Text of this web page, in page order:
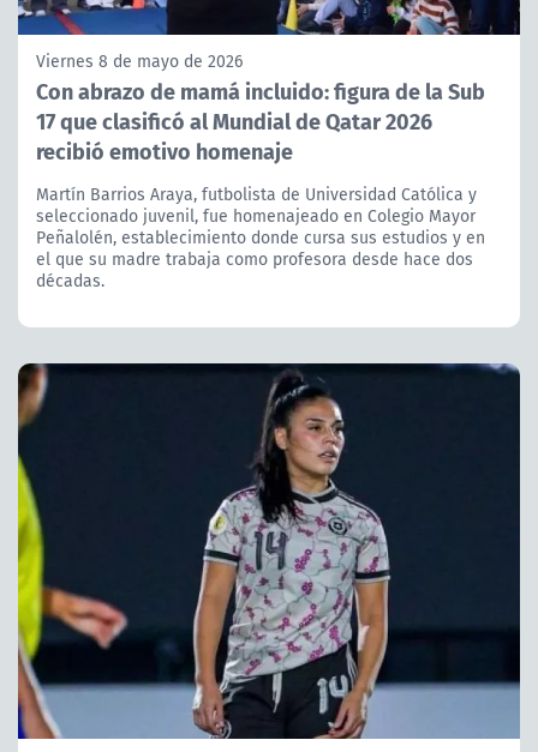
Viernes 8 de mayo de 2026
Con abrazo de mamá incluido: figura de la Sub
17 que clasificó al Mundial de Qatar 2026
recibió emotivo homenaje
Martín Barrios Araya, futbolista de Universidad Católica y
seleccionado juvenil, fue homenajeado en Colegio Mayor
Peñalolén, establecimiento donde cursa sus estudios y en
el que su madre trabaja como profesora desde hace dos
décadas.